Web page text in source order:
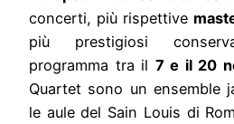
concerti, più rispettive
più prestigiosi
programma tra il 7 e il 20
Quartet sono un ensemble
le aule del Sain Louis di